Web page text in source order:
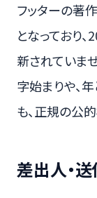
フッターの著
となっており
新されていま
字始まりや、
も、正規の公
差出人・